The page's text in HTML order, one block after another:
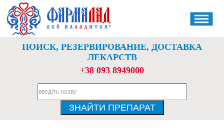
ПОИСК, РЕЗЕРВИРОВАНИЕ, ДОСТАВКА
ЛЕКАРСТВ
+38 093 8949000